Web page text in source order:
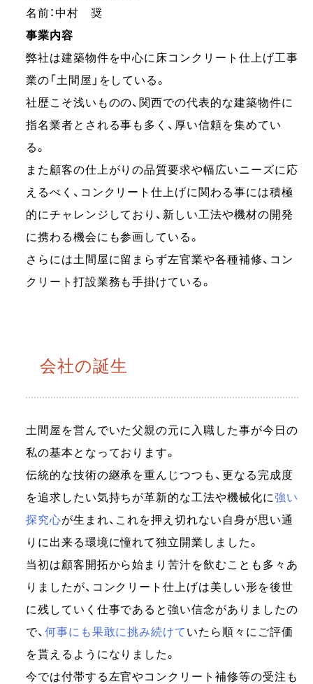
名前：中村 奨
事業内容
弊社は建築物件を中心に床コンクリート仕上げ工事
業の「土間屋」をしている。
社歴こそ浅いものの、関西での代表的な建築物件に
指名業者とされる事も多く、厚い信頼を集めてい
る。
また顧客の仕上がりの品質要求や幅広いニーズに応
えるべく、コンクリート仕上げに関わる事には積極
的にチャレンジしており、新しい工法や機材の開発
に携わる機会にも参画している。
さらには土間屋に留まらず左官業や各種補修、コン
クリート打設業務も手掛けている。
会社の誕生
土間屋を営んでいた父親の元に入職した事が今日の
私の基本となっております。
伝統的な技術の継承を重んじつつも、更なる完成度
を追求したい気持ちが革新的な工法や機械化に強い
探究心が生まれ、これを押え切れない自身が思い通
りに出来る環境に憧れて独立開業しました。
当初は顧客開拓から始まり苦汁を飲むことも多々あ
りましたが、コンクリート仕上げは美しい形を後世
に残していく仕事であると強い信念がありましたの
で、 何事にも果敢に挑み続けて いたら順々にご評価
を貰えるようになりました。
今では付帯する左官やコンクリート補修等の受注も